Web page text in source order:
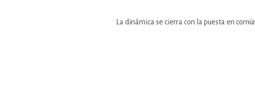
La dinámica se cierra con la puesta en